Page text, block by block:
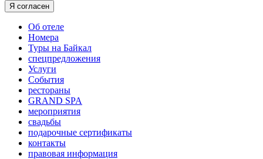
Я согласен
Об отеле
Номера
Туры на Байкал
спецпредложения
Услуги
События
рестораны
GRAND SPA
мероприятия
свадьбы
подарочные сертификаты
контакты
правовая информация